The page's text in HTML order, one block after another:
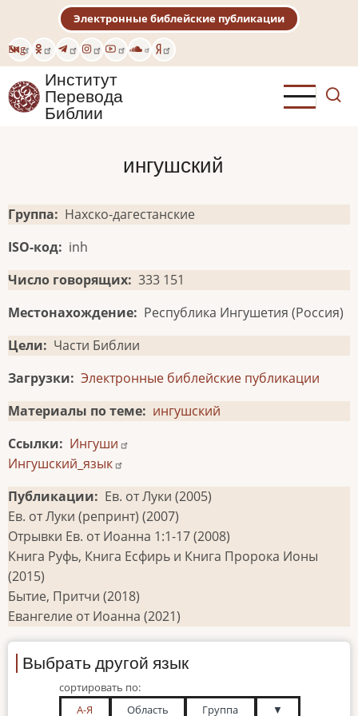
основному
содержанию
Eng
Электронные библейские публикации
Институт
Перевода
Библии
ингушский
Группа
Нахско-дагестанские
ISO-код
inh
Число говорящих 333 151
Местонахождение
Республика Ингушетия (Россия)
Цели
Части Библии
Загрузки
Электронные библейские публикации
Материалы по теме
ингушский
Ссылки
Ингуши
Ингушский_язык
Публикации
Ев. от Луки (2005)
Ев. от Луки (репринт) (2007)
Отрывки Ев. от Иоанна 1:1-17 (2008)
Книга Руфь, Книга Есфирь и Книга Пророка Ионы
(2015)
Бытие, Притчи (2018)
Евангелие от Иоанна (2021)
Выбрать другой язык
сортировать по:
А-Я
Область Группа ▼